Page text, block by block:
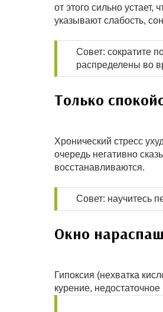
от этого сильно
указывают слабость,
Совет: сократите
распределены во
Только
Хронический стресс
очередь негативно
восстанавливаются.
Совет: научитесь
Окно
Гипоксия (нехватка
курение,